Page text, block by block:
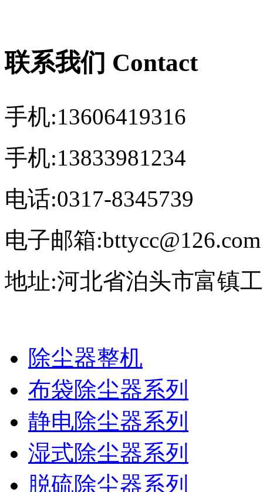
联系我们 Contact
手机:13606419316
手机:13833981234
电话:0317-8345739
电子邮箱:bttycc@126.com
地址:河北省泊头市富镇
除尘器整机
布袋除尘器系列
静电除尘器系列
湿式除尘器系列
脱硫除尘器系列